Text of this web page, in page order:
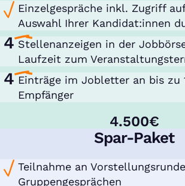
Einzelgespräche inkl. Zugriff
Auswahl Ihrer Kandidat:innen
4 Stellenanzeigen in der
Laufzeit zum
4 Einträge im Jobletter an bis zu
Empfänger
4.500€
Spar-Paket
Teilnahme an
Gruppengesprächen